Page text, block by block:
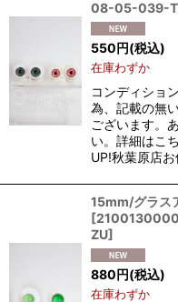
08-05-039-
550円(税込)
在庫わずか
コンディショ
為、記載の無
ございます。
い。詳細はこ
UP!秋葉原店
15mm/グラ
[
ZU]
880円(税込)
在庫わずか